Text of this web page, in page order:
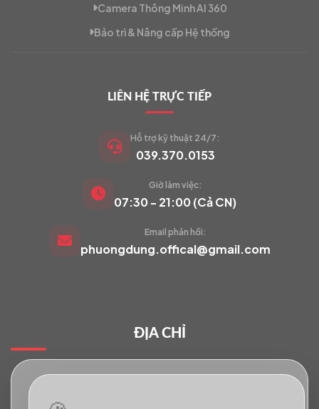
VIETCAM.VN
Đang trực tuyến
Camera Thông Minh AI 360
Bảo trì & Nâng cấp Hệ thống
LIÊN HỆ TRỰC TIẾP
Hỗ trợ kỹ thuật 24/7:
039.370.0153
Giờ làm việc:
07:30 - 21:00 (Cả CN)
Email phản hồi:
phuongdung.offical@gmail.com
ĐỊA CHỈ